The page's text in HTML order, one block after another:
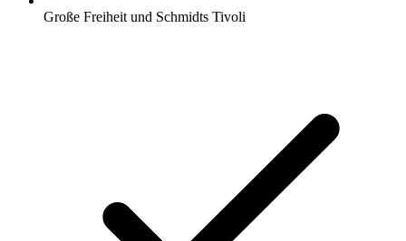
Große Freiheit und Schmidts Tivoli